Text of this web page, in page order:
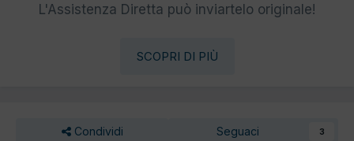
L'Assistenza Diretta può inviartelo originale!
SCOPRI DI PIÙ
Condividi Seguaci 3